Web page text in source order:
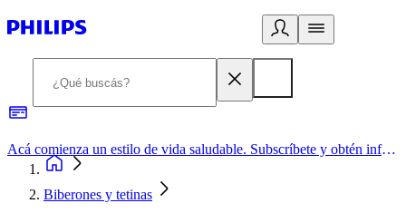
Acá comienza un estilo de vida saludable. Subscríbete y obtén información de primera mano
Biberones y tetinas